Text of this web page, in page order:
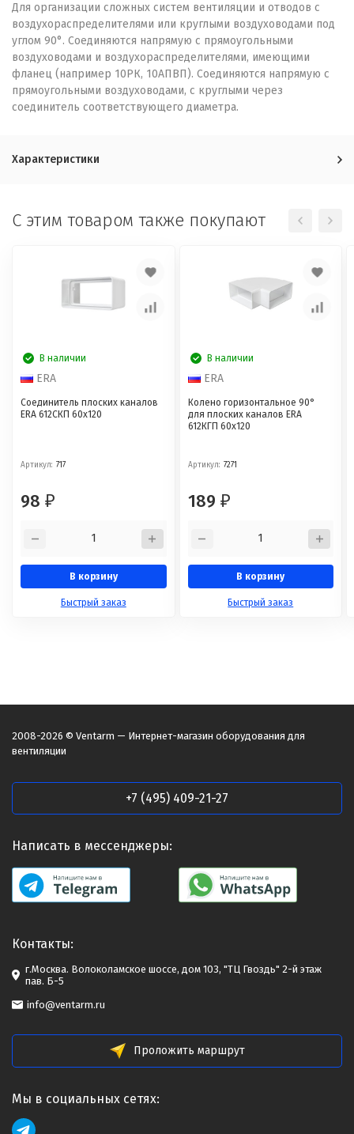
Для организации сложных систем вентиляции и отводов с
воздухораспределителями или круглыми воздуховодами под
углом 90°. Соединяются напрямую c прямоугольными
воздуховодами и воздухораспределителями, имеющими
фланец (например 10РК, 10АПВП). Соединяются напрямую с
прямоугольными воздуховодами, с круглыми через
соединитель соответствующего диаметра.
Характеристики
C этим товаром также покупают
В наличии
ERA
Соединитель плоских каналов
ERA 612СКП 60х120
Артикул: 717
98 ₽
В корзину
Быстрый заказ
В наличии
ERA
Колено горизонтальное 90°
для плоских каналов ERA
612КГП 60x120
Артикул: 7271
189 ₽
В корзину
Быстрый заказ
2008-2026 © Ventarm — Интернет-магазин оборудования для
вентиляции
+7 (495) 409-21-27
Написать в мессенджеры:
Контакты:
г.Москва. Волоколамское шоссе, дом 103, "ТЦ Гвоздь" 2-й этаж
пав. Б-5
info@ventarm.ru
Проложить маршрут
Мы в социальных сетях: